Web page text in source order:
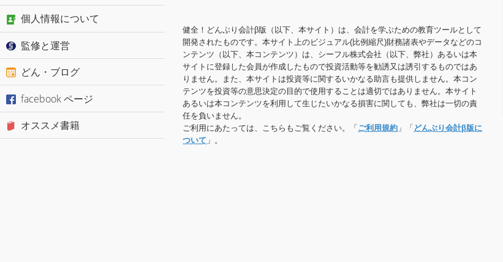
健全！どんぶり会計β版（以下、本サイト）は、会計を学ぶための教育ツールとして
開発されたものです。本サイト上のビジュアル(比例縮尺)財務諸表やデータなどのコ
ンテンツ（以下、本コンテンツ）は、シーフル株式会社（以下、弊社）あるいは本
サイトに登録した会員が作成したもので投資活動等を勧誘又は誘引するものではあ
りません。また、本サイトは投資等に関するいかなる助言も提供しません。本コン
テンツを投資等の意思決定の目的で使用することは適切ではありません。本サイト
あるいは本コンテンツを利用して生じたいかなる損害に関しても、弊社は一切の責
任を負いません。
ご利用にあたっては、こちらもご覧ください。「ご利用規約 」「 どんぶり会計β版に
ついて 」。
個人情報について
監修と運営
どん・ブログ
facebook ページ
オススメ書籍